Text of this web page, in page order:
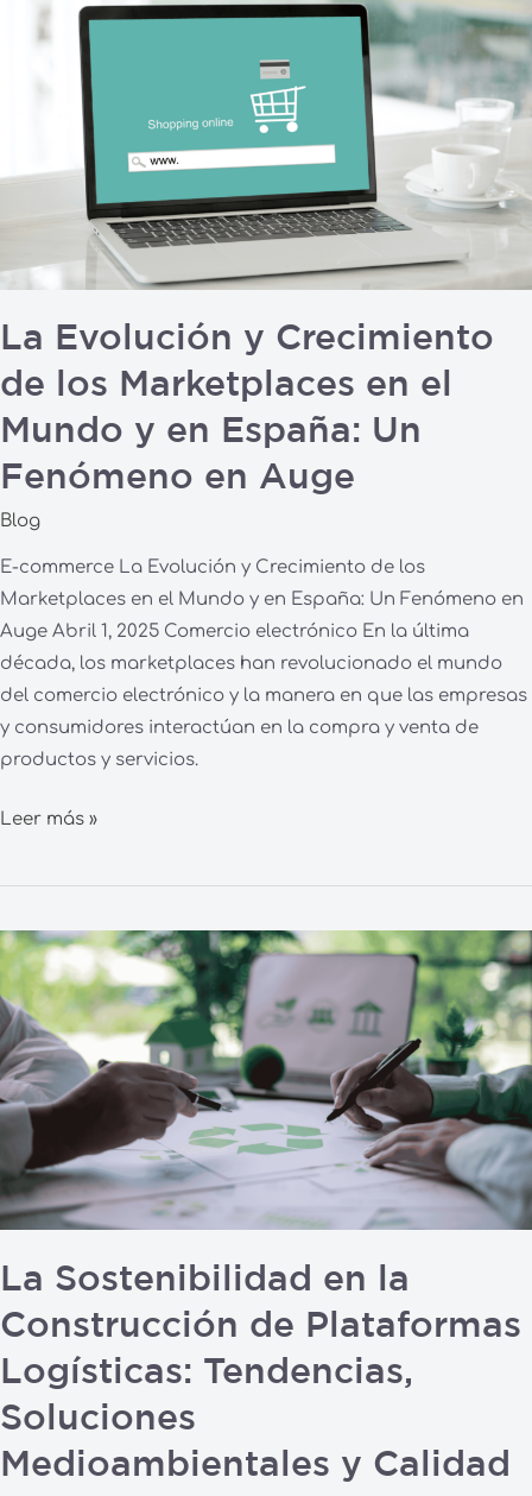
La Evolución y Crecimiento
de los Marketplaces en el
Mundo y en España: Un
Fenómeno en Auge
Blog
E-commerce La Evolución y Crecimiento de los
Marketplaces en el Mundo y en España: Un Fenómeno en
Auge Abril 1, 2025 Comercio electrónico En la última
década, los marketplaces han revolucionado el mundo
del comercio electrónico y la manera en que las empresas
y consumidores interactúan en la compra y venta de
productos y servicios.
Evolución
Crecimiento
Marketplaces
Mundo
y
España:
Un
en
Auge
Leer más »
La Sostenibilidad en la
Construcción de Plataformas
Logísticas: Tendencias,
Soluciones
Medioambientales y Calidad
La
Sostenibilidad
en
la
Construcción
de
Plataformas
Logísticas:
Tendencias,
Soluciones
Medioambientales
Calidad
de
Materiales